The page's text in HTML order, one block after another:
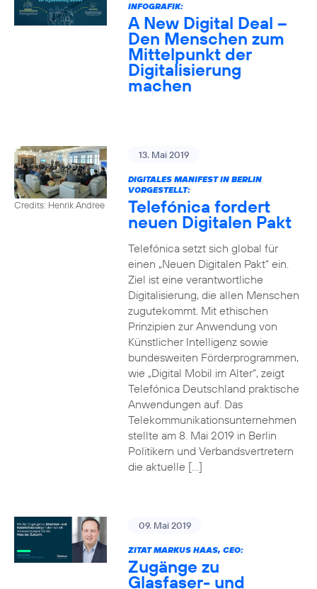
INFOGRAFIK:
A New Digital Deal –
Den Menschen zum
Mittelpunkt der
Digitalisierung
machen
Credits: Henrik Andree
13. Mai 2019
DIGITALES MANIFEST IN BERLIN
VORGESTELLT:
Telefónica fordert
neuen Digitalen Pakt
Telefónica setzt sich global für
einen „Neuen Digitalen Pakt“ ein.
Ziel ist eine verantwortliche
Digitalisierung, die allen Menschen
zugutekommt. Mit ethischen
Prinzipien zur Anwendung von
Künstlicher Intelligenz sowie
bundesweiten Förderprogrammen,
wie „Digital Mobil im Alter“, zeigt
Telefónica Deutschland praktische
Anwendungen auf. Das
Telekommunikationsunternehmen
stellte am 8. Mai 2019 in Berlin
Politikern und Verbandsvertretern
die aktuelle […]
09. Mai 2019
ZITAT MARKUS HAAS, CEO:
Zugänge zu
Glasfaser- und